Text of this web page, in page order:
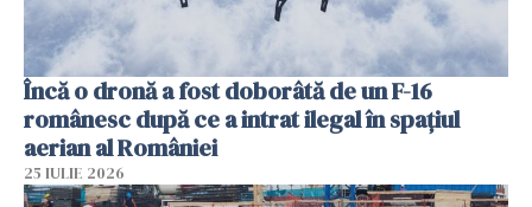
Încă o dronă a fost doborâtă de un F-16
românesc după ce a intrat ilegal în spațiul
aerian al României
25 IULIE 2026